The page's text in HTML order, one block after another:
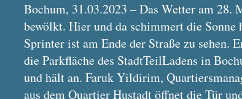
Bochum, 31.03.2023 – Das Wetter am 28.
bewölkt. Hier und da schimmert die Sonne
Sprinter ist am Ende der Straße zu sehen.
die Parkfläche des StadtTeilLadens in
und hält an. Faruk Yildirim,
aus dem Quartier Hustadt öffnet die Tür